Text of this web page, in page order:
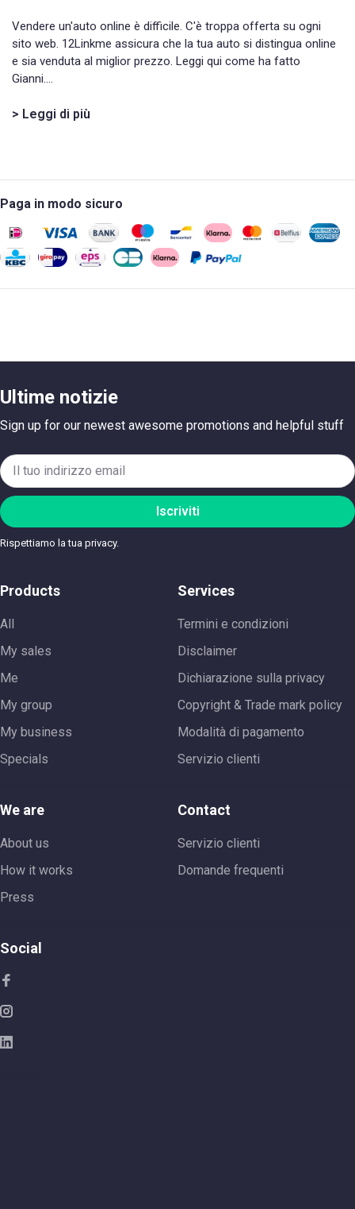
Vendere un'auto online è difficile. C'è troppa offerta su ogni
sito web. 12Linkme assicura che la tua auto si distingua online
e sia venduta al miglior prezzo. Leggi qui come ha fatto
Gianni....
> Leggi di più
Paga in modo sicuro
Ultime notizie
Sign up for our newest awesome promotions and helpful stuff
Iscriviti
Rispettiamo la tua privacy.
Products
All
My sales
Me
My group
My business
Specials
Services
Termini e condizioni
Disclaimer
Dichiarazione sulla privacy
Copyright & Trade mark policy
Modalità di pagamento
Servizio clienti
We are
About us
How it works
Press
Contact
Servizio clienti
Domande frequenti
Social